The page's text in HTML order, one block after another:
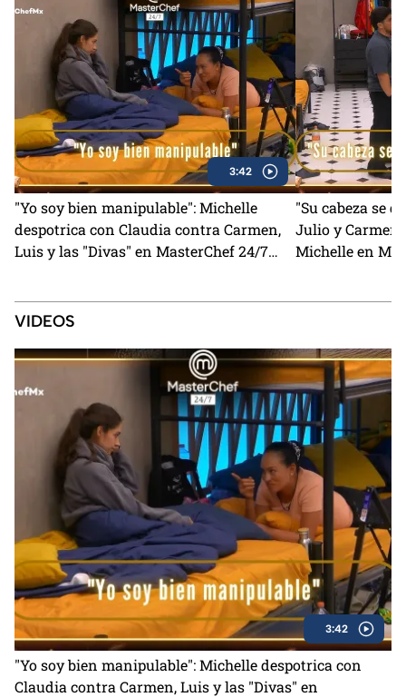
3:42
"Yo soy bien manipulable": Michelle
despotrica con Claudia contra Carmen,
Luis y las "Divas" en MasterChef 24/7
"Su cabeza se
Julio y Carmen
Michelle en
VIDEOS
3:42
"Yo soy bien manipulable": Michelle despotrica con
Claudia contra Carmen, Luis y las "Divas" en